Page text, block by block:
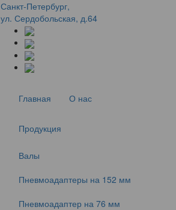
Санкт-Петербург,
ул. Сердобольская, д.64
Главная О нас
Продукция
Валы
Пневмоадаптеры на 152 мм
Пневмоадаптер на 76 мм